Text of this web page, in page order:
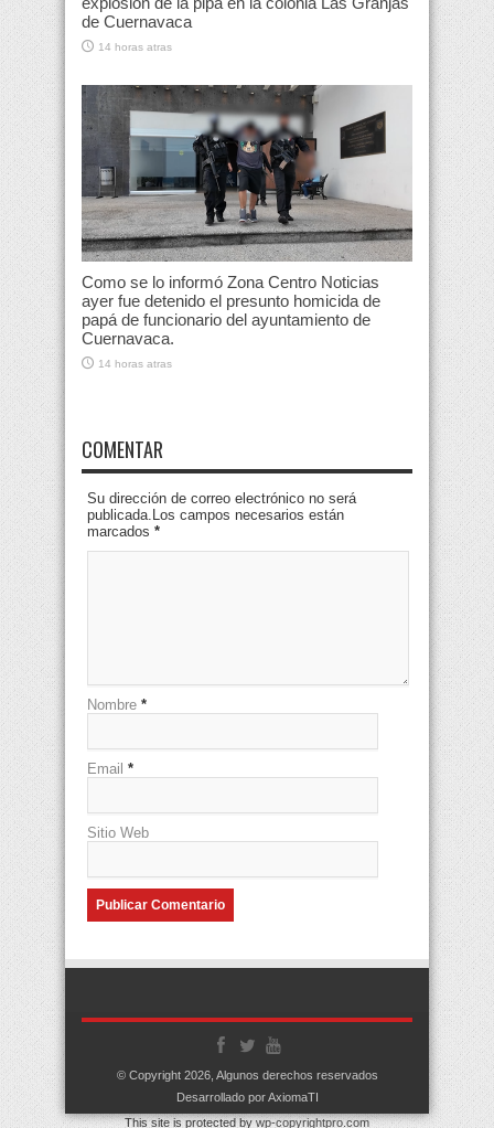
de Cuernavaca
14 horas atras
Como se lo informó Zona Centro Noticias
ayer fue detenido el presunto homicida de
papá de funcionario del ayuntamiento de
Cuernavaca.
14 horas atras
COMENTAR
Su dirección de correo electrónico no será
publicada.Los campos necesarios están
marcados *
Nombre *
Email *
Sitio Web
© Copyright 2026, Algunos derechos reservados
Desarrollado por AxiomaTI
This site is protected bywp-copyrightpro.com